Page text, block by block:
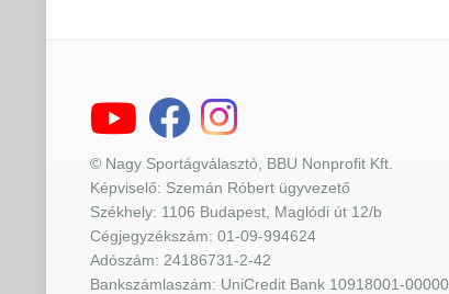
© Nagy Sportágválasztó, BBU Nonprofit Kft.
Képviselő: Szemán Róbert ügyvezető
Székhely: 1106 Budapest, Maglódi út 12/b
Cégjegyzékszám: 01-09-994624
Adószám: 24186731-2-42
Bankszámlaszám: UniCredit Bank 10918001-